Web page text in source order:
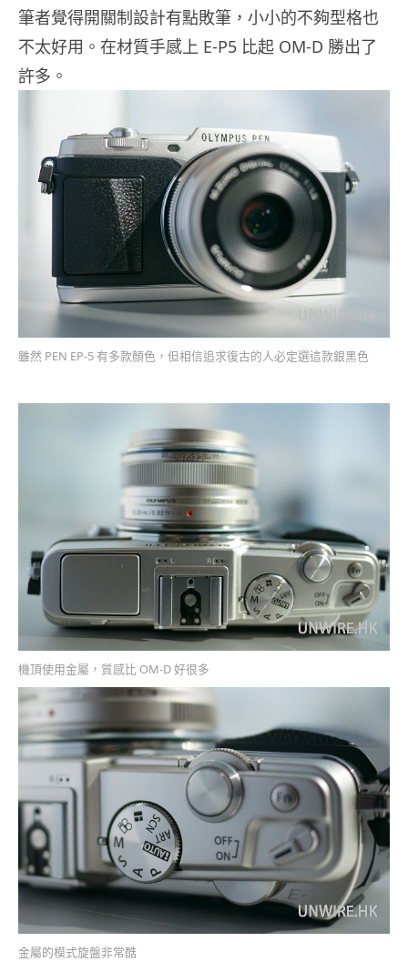
筆者覺得開關制設計有點敗筆，小小的不夠型格也
不太好用。在材質手感上 E-P5 比起 OM-D 勝出了
許多。
雖然 PEN EP-5 有多款顏色，但相信追求復古的人必定選這款銀黑色
機頂使用金屬，質感比 OM-D 好很多
金屬的模式旋盤非常酷